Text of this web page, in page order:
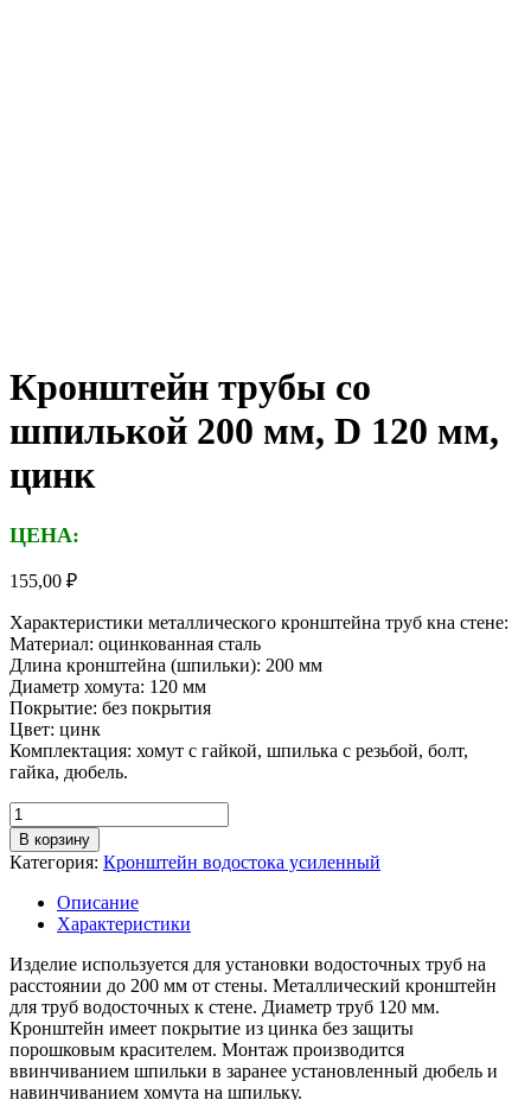
Кронштейн трубы со
шпилькой 200 мм, D 120 мм,
цинк
ЦЕНА:
155,00 ₽
Характеристики металлического кронштейна труб кна стене:
Материал: оцинкованная сталь
Длина кронштейна (шпильки): 200 мм
Диаметр хомута: 120 мм
Покрытие: без покрытия
Цвет: цинк
Комплектация: хомут с гайкой, шпилька с резьбой, болт,
гайка, дюбель.
Количество
товара
Кронштейн
трубы
шпилькой
мм,
D
120
мм,
цинк
В корзину
Категория: Кронштейн водостока усиленный
Описание
Характеристики
Изделие используется для установки водосточных труб на
расстоянии до 200 мм от стены. Металлический кронштейн
для труб водосточных к стене. Диаметр труб 120 мм.
Кронштейн имеет покрытие из цинка без защиты
порошковым красителем. Монтаж производится
ввинчиванием шпильки в заранее установленный дюбель и
навинчиванием хомута на шпильку.